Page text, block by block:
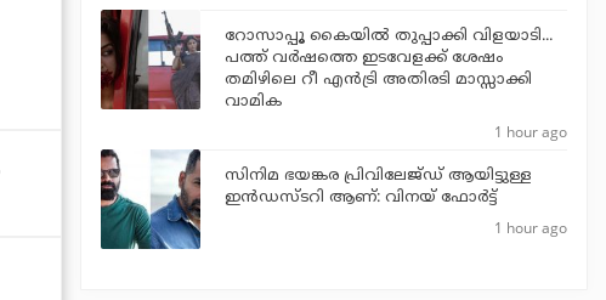
റോസാപ്പൂ കൈയില്‍ തുപ്പാക്കി വിളയാടി...
പത്ത് വര്‍ഷത്തെ ഇടവേളക്ക് ശേഷം
തമിഴിലെ റീ എന്‍ട്രി അതിരടി മാസ്സാക്കി
വാമിക
1 hour ago
സിനിമ ഭയങ്കര പ്രിവിലേജ്ഡ് ആയിട്ടുള്ള
ഇൻഡസ്ടറി ആണ്: വിനയ് ഫോർട്ട്
1 hour ago